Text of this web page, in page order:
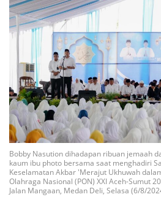
Bobby Nasution dihadapan ribuan jemaah
kaum ibu photo bersama saat menghadiri
Keselamatan Akbar 'Merajut Ukhuwah
Olahraga Nasional (PON) XXI Aceh-Sumut
Jalan Mangaan, Medan Deli, Selasa (6/8/